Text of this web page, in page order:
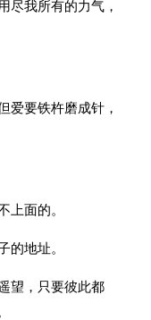
尽我所有的力气，
爱要铁杵磨成针，
上面的。
的地址。
望，只要彼此都